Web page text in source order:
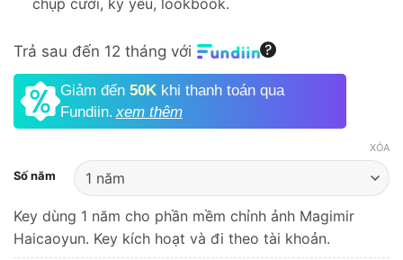
Trả sau đến 12 tháng với
Giảm đến 50K khi thanh toán qua
Fundiin.xem thêm
Số năm
XÓA
Key dùng 1 năm cho phần mềm chỉnh ảnh Magimir
Haicaoyun. Key kích hoạt và đi theo tài khoản.